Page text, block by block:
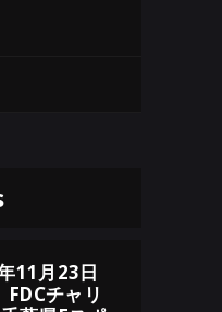
11月23日
FDCチャリ